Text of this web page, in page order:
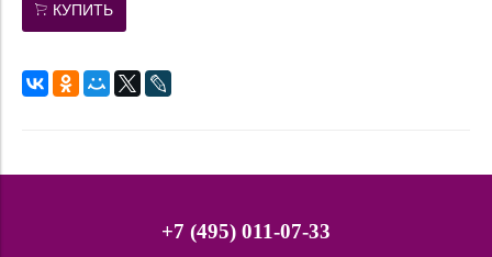
КУПИТЬ
+7 (495) 011-07-33